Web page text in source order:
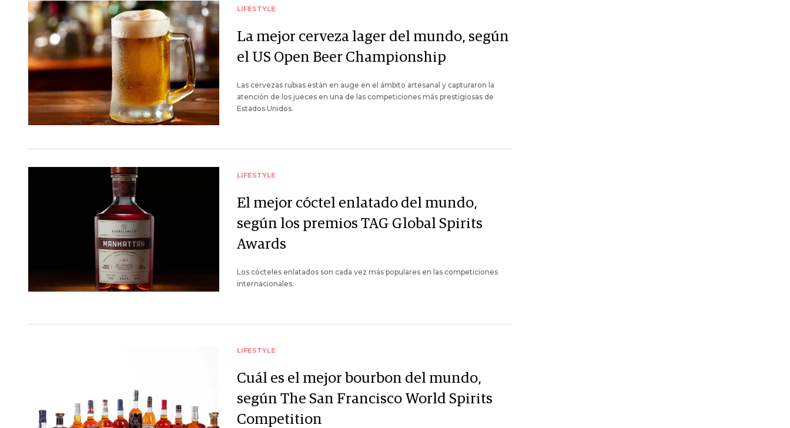
LIFESTYLE
La mejor cerveza lager del mundo, según
el US Open Beer Championship
Las cervezas rubias están en auge en el ámbito artesanal y capturaron la
atención de los jueces en una de las competiciones más prestigiosas de
Estados Unidos.
LIFESTYLE
El mejor cóctel enlatado del mundo,
según los premios TAG Global Spirits
Awards
Los cócteles enlatados son cada vez más populares en las competiciones
internacionales.
LIFESTYLE
Cuál es el mejor bourbon del mundo,
según The San Francisco World Spirits
Competition